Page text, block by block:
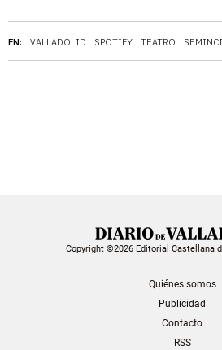
EN: VALLADOLID SPOTIFY TEATRO SEMINCI
Copyright ©2026 Editorial Castellana
Quiénes somos
Publicidad
Contacto
RSS